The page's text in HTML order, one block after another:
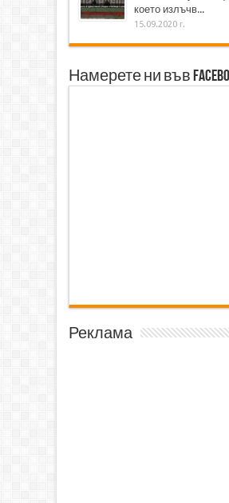
което излъчв...
15.09.2020 г.
Намерете ни във
Реклама